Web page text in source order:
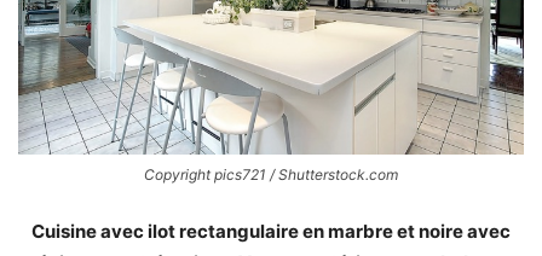
Copyright pics721 / Shutterstock.com
Cuisine avec ilot rectangulaire en marbre et noire avec